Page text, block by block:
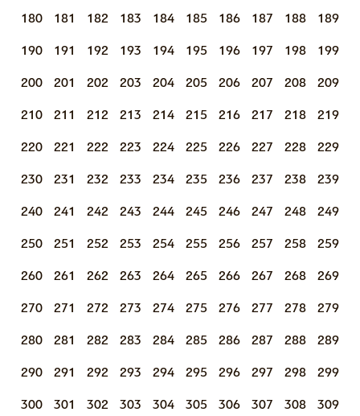
180 181 182 183 184 185 186 187 188 189
190 191 192 193 194 195 196 197 198 199
200 201 202 203 204 205 206 207 208 209
210 211 212 213 214 215 216 217 218 219
220 221 222 223 224 225 226 227 228 229
230 231 232 233 234 235 236 237 238 239
240 241 242 243 244 245 246 247 248 249
250 251 252 253 254 255 256 257 258 259
260 261 262 263 264 265 266 267 268 269
270 271 272 273 274 275 276 277 278 279
280 281 282 283 284 285 286 287 288 289
290 291 292 293 294 295 296 297 298 299
300 301 302 303 304 305 306 307 308 309